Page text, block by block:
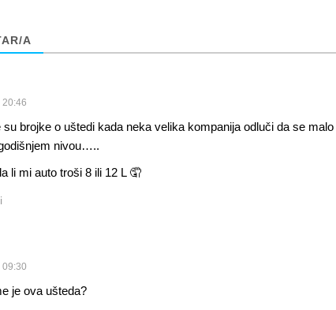
A
20:46
su brojke o uštedi kada neka velika kompanija odluči da se
nivou…..
li mi auto troši 8 ili 12 L 🤦
09:30
je ova ušteda?